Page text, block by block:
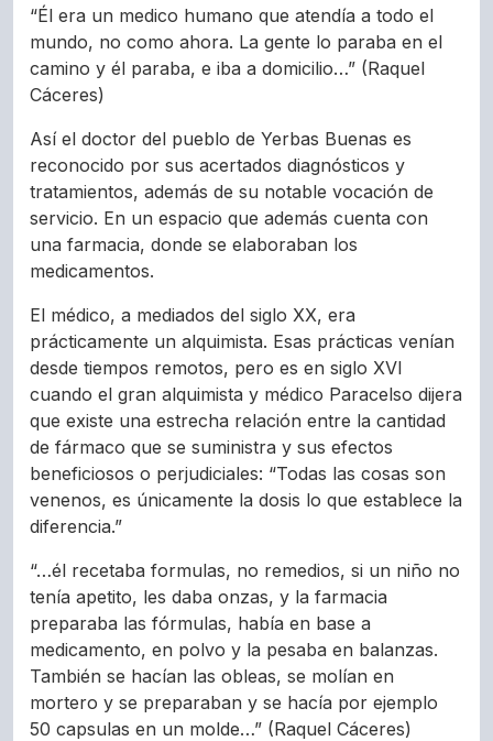
“Él era un medico humano que atendía a todo el
mundo, no como ahora. La gente lo paraba en el
camino y él paraba, e iba a domicilio…” (Raquel
Cáceres)
Así el doctor del pueblo de Yerbas Buenas es
reconocido por sus acertados diagnósticos y
tratamientos, además de su notable vocación de
servicio. En un espacio que además cuenta con
una farmacia, donde se elaboraban los
medicamentos.
El médico, a mediados del siglo XX, era
prácticamente un alquimista. Esas prácticas venían
desde tiempos remotos, pero es en siglo XVI
cuando el gran alquimista y médico Paracelso dijera
que existe una estrecha relación entre la cantidad
de fármaco que se suministra y sus efectos
beneficiosos o perjudiciales: “Todas las cosas son
venenos, es únicamente la dosis lo que establece la
diferencia.”
“…él recetaba formulas, no remedios, si un niño no
tenía apetito, les daba onzas, y la farmacia
preparaba las fórmulas, había en base a
medicamento, en polvo y la pesaba en balanzas.
También se hacían las obleas, se molían en
mortero y se preparaban y se hacía por ejemplo
50 capsulas en un molde…” (Raquel Cáceres)